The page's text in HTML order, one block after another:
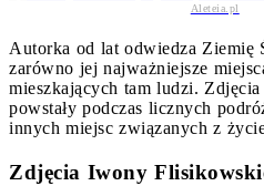
Aleteia.pl
Autorka od lat odwiedza Ziemię
zarówno jej najważniejsze
mieszkających tam ludzi.
powstały podczas licznych
innych miejsc związanych z
Zdjęcia Iwony